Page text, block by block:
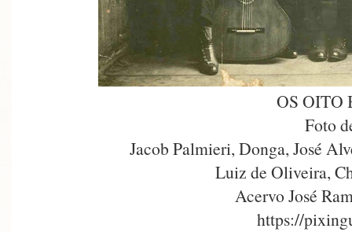
OS OITO
Foto
Jacob Palmieri, Donga, José
Luiz de Oliveira,
Acervo José
https://